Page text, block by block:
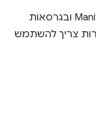
ההבטחות נתמכות רק ב-Manifest V3 ובגרסאות
צריך להשתמש